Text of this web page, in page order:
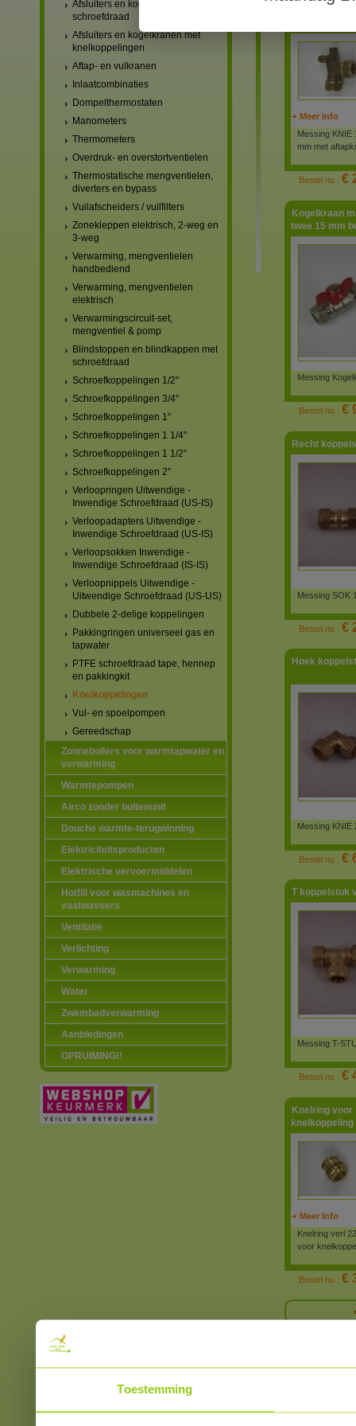
Toestemming
Afsluiters en kogelkranen met
schroefdraad
Afsluiters en kogelkranen met
knelkoppelingen
Aftap- en vulkranen
Inlaatcombinaties
Dompelthermostaten
Manometers
Thermometers
Overdruk- en overstortventielen
Thermostatische mengventielen,
diverters en bypass
Vuilafscheiders / vuilfilters
Zonekleppen elektrisch, 2-weg en
3-weg
Verwarming, mengventielen
handbediend
Verwarming, mengventielen
elektrisch
Verwarmingscircuit-set,
mengventiel & pomp
Blindstoppen en blindkappen met
schroefdraad
Schroefkoppelingen 1/2"
Schroefkoppelingen 3/4"
Schroefkoppelingen 1"
Schroefkoppelingen 1 1/4"
Schroefkoppelingen 1 1/2"
Schroefkoppelingen 2"
Verloopringen Uitwendige -
Inwendige Schroefdraad (US-IS)
Verloopadapters Uitwendige -
Inwendige Schroefdraad (US-IS)
Verloopsokken Inwendige -
Inwendige Schroefdraad (IS-IS)
Verloopnippels Uitwendige -
Uitwendige Schroefdraad (US-US)
Dubbele 2-delige koppelingen
Pakkingringen universeel gas en
tapwater
PTFE schroefdraad tape, hennep
en pakkingkit
Knelkoppelingen
Vul- en spoelpompen
Gereedschap
Zonneboilers voor warmtapwater en
verwarming
Warmtepompen
Airco zonder buitenunit
Douche warmte-terugwinning
Elektriciteitsproducten
Elektrische vervoermiddelen
Hotfill voor wasmachines en
vaatwassers
Ventilatie
Verlichting
Verwarming
Water
Zwembadverwarming
Aanbiedingen
OPRUIMING!!
Meer Info
Messing KNIE
mm met
Bestel nu : €
Kogelkraan
twee 15 mm
Messing
Bestel nu : €
Recht
Messing SOK
Bestel nu : €
Hoek
Messing KNIE
Bestel nu : €
T koppelstuk
Messing T-
Bestel nu : €
Knelring voor
knelkoppeling
Meer Info
Knelring verl
voor
Bestel nu : €